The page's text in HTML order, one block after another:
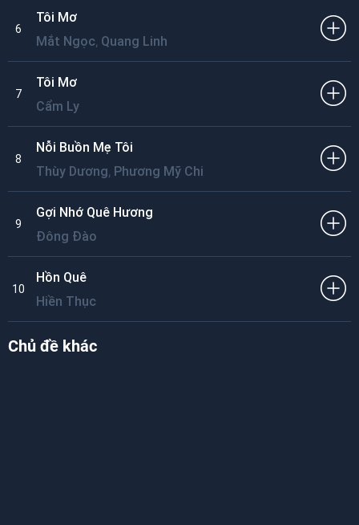
6
Tôi Mơ
Mắt Ngọc, Quang Linh
7
Tôi Mơ
Cẩm Ly
8
Nỗi Buồn Mẹ Tôi
Thùy Dương, Phương Mỹ Chi
9
Gợi Nhớ Quê Hương
Đông Đào
10
Hồn Quê
Hiền Thục
Chủ đề khác